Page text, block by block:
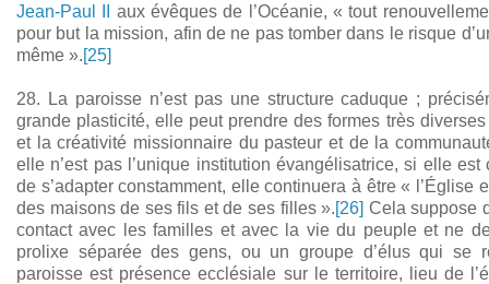
Jean-Paul II
aux évêques de l’Océanie, « tout
pour but la mission, afin de ne pas tomber dans le risque
même ».[25]
28. La paroisse n’est pas une structure caduque ;
grande plasticité, elle peut prendre des formes très
et la créativité missionnaire du pasteur et de la
elle n’est pas l’unique institution évangélisatrice, si elle
de s’adapter constamment, elle continuera à être « l’Église
des maisons de ses fils et de ses filles ».[26] Cela suppose
contact avec les familles et avec la vie du peuple et ne
prolixe séparée des gens, ou un groupe d’élus qui se
paroisse est présence ecclésiale sur le territoire, lieu de